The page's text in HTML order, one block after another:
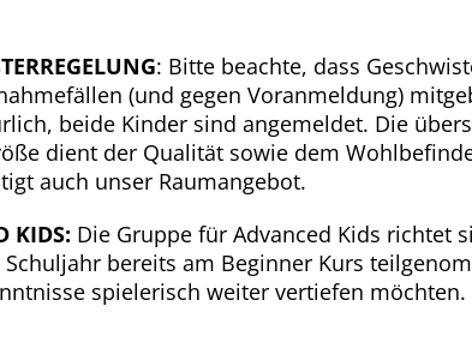
: Bitte beachte, dass
(und gegen Voranmeldung)
beide Kinder sind angemeldet. Die
dient der Qualität sowie dem
auch unser Raumangebot.
KIDS: Die Gruppe für Advanced Kids richtet
bereits am Beginner Kurs
spielerisch weiter vertiefen möchten.